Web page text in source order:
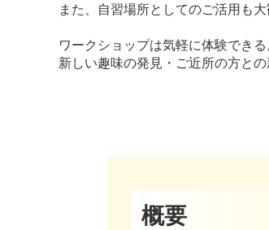
また、自習場所としてのご活用も大
ワークショップは気軽に体験でき
新しい趣味の発見・ご近所の方と
概要